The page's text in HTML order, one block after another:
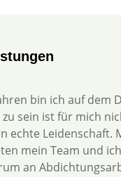
bin ich auf dem
zu sein ist für mich
echte Leidenschaft.
mein Team und
an